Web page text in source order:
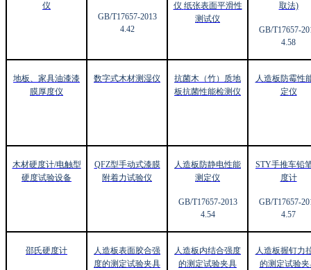
仪
GB/T17657-2013
4.42
仪 纸张表面平滑性
测试仪
取法)
GB/T17657-
4.58
地板、家具油漆漆
膜厚度仪
数字式木材测湿仪
抗菌木（竹）质地
板抗菌性能检测仪
人造板防霉性
定仪
木材硬度计/电触型
硬度试验设备
QFZ型手动式漆膜
附着力试验仪
人造板防静电性能
测定仪
GB/T17657-2013
4.54
STY手推车铅
度计
GB/T17657-
4.57
邵氏硬度计
人造板表面胶合强
度的测定试验夹具
人造板内结合强度
的测定试验夹具
人造板握钉力
的测定试验夹